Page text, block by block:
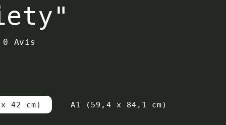
0 Avis
42 cm) A1 (59,4 x 84,1 cm)